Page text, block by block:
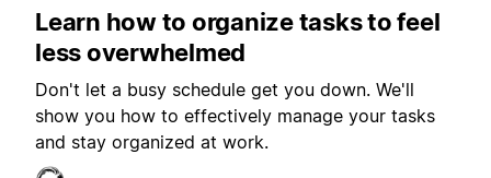
Learn how to organize tasks to feel
less overwhelmed
Don't let a busy schedule get you down. We'll
show you how to effectively manage your tasks
and stay organized at work.